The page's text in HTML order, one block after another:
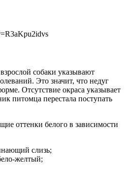
собаки указывают
Это значит, что недуг
Отсутствие окраса указывает
питомца перестала поступать
оттенки белого в зависимости
слизь;
желтый;